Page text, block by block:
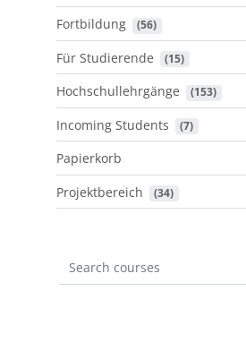
Fortbildung (56)
Für Studierende (15)
Hochschullehrgänge (153)
Incoming Students (7)
Papierkorb
Projektbereich
(34)
Search courses